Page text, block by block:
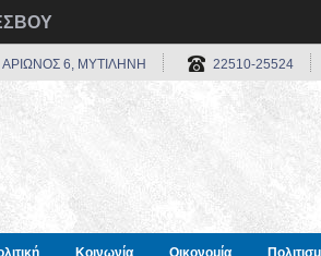
ΑΡΙΩΝΟΣ 6, ΜΥΤΙΛΗΝΗ 22510-25524
Κοινωνία Οικονομία